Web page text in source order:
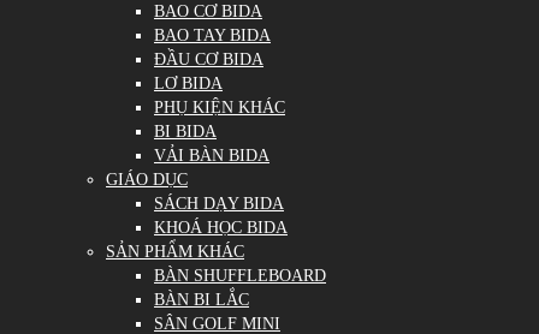
BAO CƠ BIDA
BAO TAY BIDA
ĐẦU CƠ BIDA
LƠ BIDA
PHỤ KIỆN KHÁC
BI BIDA
VẢI BÀN BIDA
GIÁO DỤC
SÁCH DẠY BIDA
KHOÁ HỌC BIDA
SẢN PHẨM KHÁC
BÀN SHUFFLEBOARD
BÀN BI LẮC
SÂN GOLF MINI